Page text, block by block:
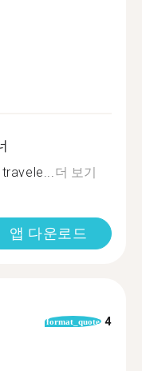
더 보기
앱 다운로드
format_quote 4